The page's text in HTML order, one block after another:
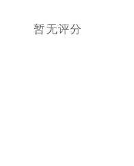
暂无评分